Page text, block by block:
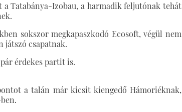
Tatabánya-Izobau, a harmadik feljutónak tehát
sokszor megkapaszkodó Ecosoft, végül nem
játszó csapatnak.
érdekes partit is.
a talán már kicsit kiengedő Hámoriéknak,